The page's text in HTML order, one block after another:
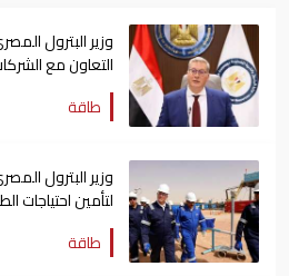
وزير البترول
التعاون مع
طاقة
وزير البترول
لتأمين احتياجات
طاقة